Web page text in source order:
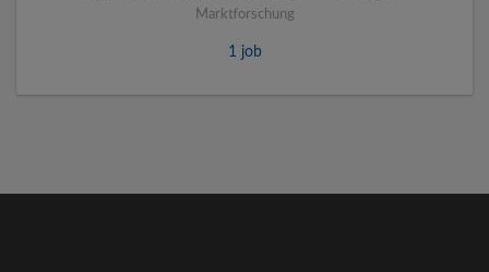
Marktforschung
1 job